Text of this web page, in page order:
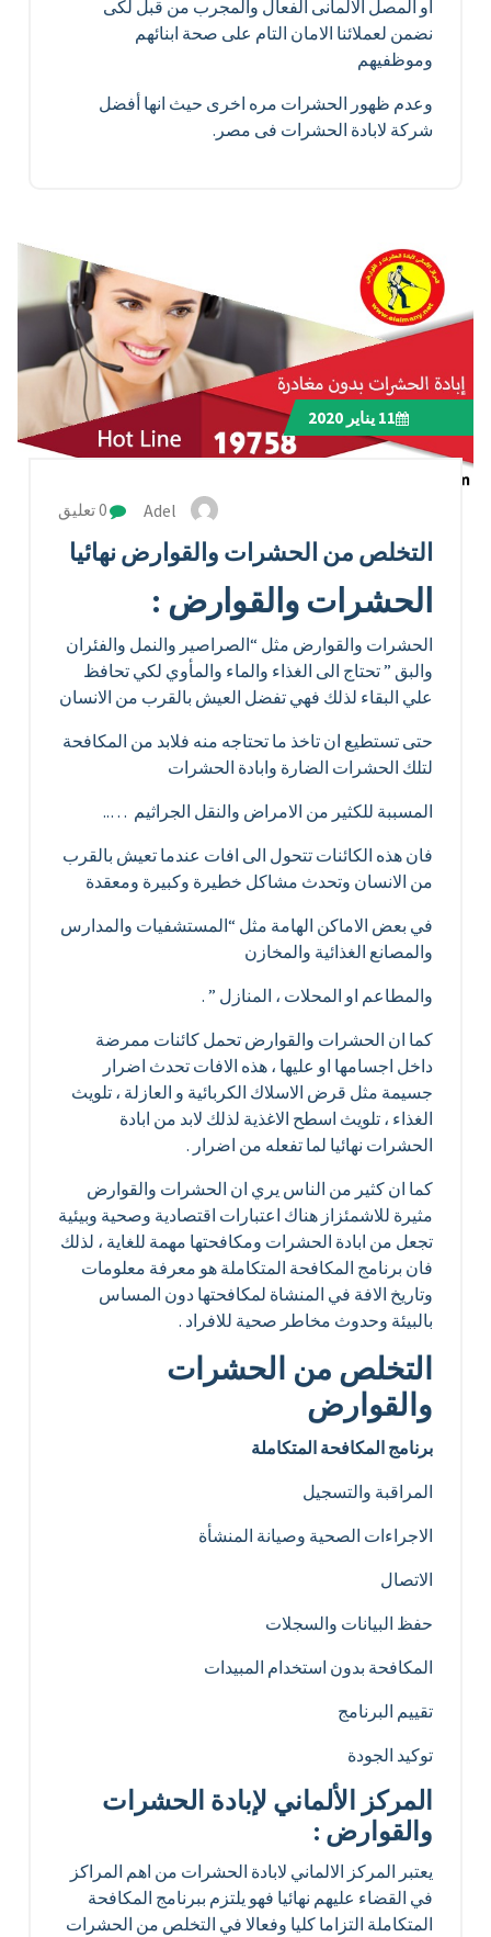
او المصل الالمانى الفعال والمجرب من قبل لكى
نضمن لعملائنا الامان التام على صحة ابنائهم
وموظفيهم
وعدم ظهور الحشرات مره اخرى حيث انها أفضل
شركة لابادة الحشرات فى مصر.
11يناير 2020
Adel 0 تعليق
التخلص من الحشرات والقوارض نهائيا
الحشرات والقوارض :
الحشرات والقوارض مثل “الصراصير والنمل والفئران
والبق ” تحتاج الى الغذاء والماء والمأوي لكي تحافظ
علي البقاء لذلك فهي تفضل العيش بالقرب من الانسان
حتى تستطيع ان تاخذ ما تحتاجه منه فلابد من المكافحة
لتلك الحشرات الضارة وابادة الحشرات
المسببة للكثير من الامراض والنقل الجراثيم …..
فان هذه الكائنات تتحول الى افات عندما تعيش بالقرب
من الانسان وتحدث مشاكل خطيرة وكبيرة ومعقدة
في بعض الاماكن الهامة مثل “المستشفيات والمدارس
والمصانع الغذائية والمخازن
والمطاعم او المحلات ، المنازل ” .
كما ان الحشرات والقوارض تحمل كائنات ممرضة
داخل اجسامها او عليها ، هذه الافات تحدث اضرار
جسيمة مثل قرض الاسلاك الكربائية و العازلة ، تلويث
الغذاء ، تلويث اسطح الاغذية لذلك لابد من ابادة
الحشرات نهائيا لما تفعله من اضرار .
كما ان كثير من الناس يري ان الحشرات والقوارض
مثيرة للاشمئزاز هناك اعتبارات اقتصادية وصحية وبيئية
تجعل من ابادة الحشرات ومكافحتها مهمة للغاية ، لذلك
فان برنامج المكافحة المتكاملة هو معرفة معلومات
وتاريخ الافة في المنشاة لمكافحتها دون المساس
بالبيئة وحدوث مخاطر صحية للافراد .
التخلص من الحشرات
والقوارض
برنامج المكافحة المتكاملة
المراقبة والتسجيل
الاجراءات الصحية وصيانة المنشأة
الاتصال
حفظ البيانات والسجلات
المكافحة بدون استخدام المبيدات
تقييم البرنامج
توكيد الجودة
المركز الألماني لإبادة الحشرات
والقوارض :
يعتبر المركز الالماني لابادة الحشرات من اهم المراكز
في القضاء عليهم نهائيا فهو يلتزم ببرنامج المكافحة
المتكاملة التزاما كليا وفعالا في التخلص من الحشرات